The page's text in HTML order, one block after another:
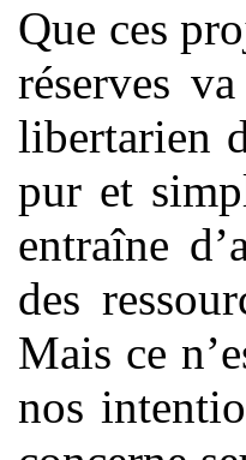
Que ces
réserves
libertarien
pur et
entraîne
des
Mais ce
nos